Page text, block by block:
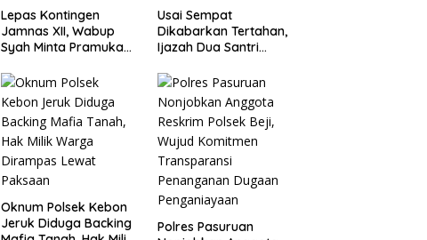
Lepas Kontingen
Jamnas XII, Wabup
Syah Minta Pramuka
Trenggalek
Usai Sempat
Dikabarkan Tertahan,
Ijazah Dua Santri
Secara Cuma-cuma
Oknum Polsek Kebon
Jeruk Diduga Backing
Polres Pasuruan